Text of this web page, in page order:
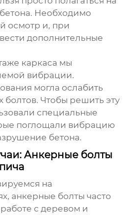
Необходимо
осмотр и, при
дополнительные
каркаса мы
вибрации.
могла ослабить
болтов. Чтобы решить эту
специальные
поглощали вибрацию
бетона.
Анкерные болты
на
анкерные болты часто
с деревом и